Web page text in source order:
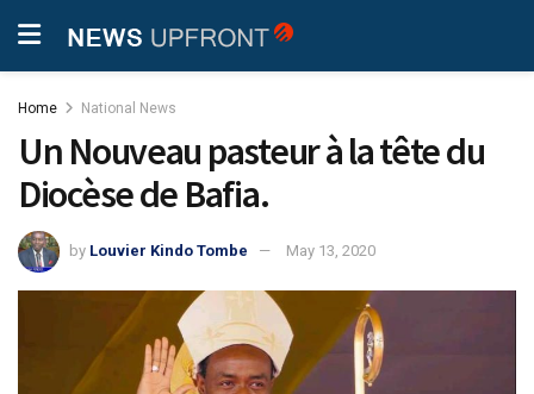
Home National News
Un Nouveau pasteur à la tête du
Diocèse de Bafia.
by Louvier Kindo Tombe May 13, 2020